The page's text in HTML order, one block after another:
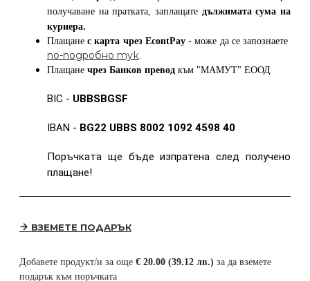
получаване на пратката, заплащате дължимата сума на
куриера.
Плащанес карта чрез EcontPay- може да се запознаете
по-подробно тук.
Плащане чрез Банков превод към "МАМУТ" ЕООД
BIC - UBBSBGSF
IBAN - BG22 UBBS 8002 1092 4598 40
Поръчката ще бъде изпратена след получено
плащане!
ВЗЕМЕТЕ ПОДАРЪК
Добавете продукт/и за още € 20.00 (39.12 лв.) за да вземете
подарък към поръчката